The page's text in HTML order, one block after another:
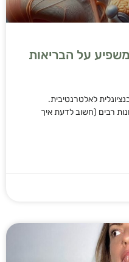
משפיע על הבריאות
לאלטרנטיבית.
רבים (חשוב לדעת איך